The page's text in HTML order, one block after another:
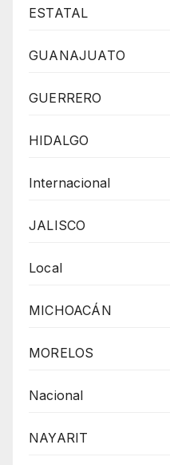
ESTATAL
GUANAJUATO
GUERRERO
HIDALGO
Internacional
JALISCO
Local
MICHOACÁN
MORELOS
Nacional
NAYARIT